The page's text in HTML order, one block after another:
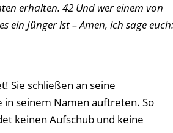
erhalten. 42 Und wer einem von
ein Jünger ist – Amen, ich sage euch:
Sie schließen an seine
in seinem Namen auftreten. So
keinen Aufschub und keine